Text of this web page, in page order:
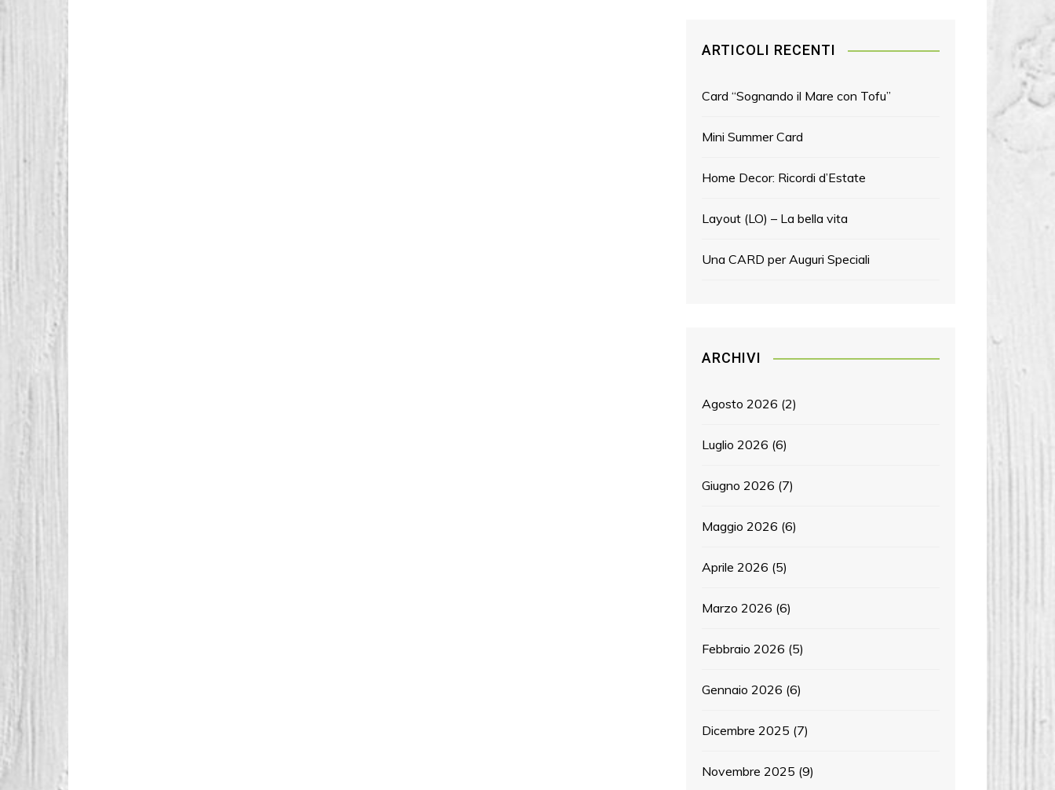
ARTICOLI RECENTI
Card “Sognando il Mare con Tofu”
Mini Summer Card
Home Decor: Ricordi d’Estate
Layout (LO) – La bella vita
Una CARD per Auguri Speciali
ARCHIVI
Agosto 2026 (2)
Luglio 2026 (6)
Giugno 2026 (7)
Maggio 2026 (6)
Aprile 2026 (5)
Marzo 2026 (6)
Febbraio 2026 (5)
Gennaio 2026 (6)
Dicembre 2025 (7)
Novembre 2025 (9)